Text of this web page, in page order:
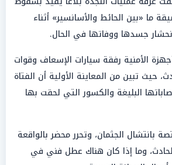
ما «بين الحائط والأسانسير» أثناء
جسدها ووفاتها في الحال.
الأمنية رفقة سيارات الإسعاف وقوات
حيث تبين من المعاينة الأولية أن الفتاة
البليغة والكسور التي لحقت بها
بانتشال الجثمان، وتحرر محضر بالواقعة
وما إذا كان هناك عطل فني في